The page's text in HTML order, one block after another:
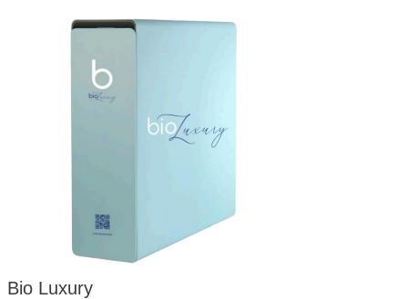
Bio Luxury